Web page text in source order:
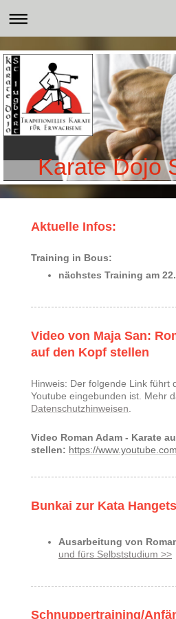
Karate Dojo
Aktuelle Infos:
Training in Bous:
nächstes Training am
Video von Maja San:
auf den Kopf stellen
Hinweis: Der folgende Link führt
Youtube eingebunden ist. Mehr
Datenschutzhinweisen
Video Roman Adam - Karate
stellen: https://
Bunkai zur Kata
Ausarbeitung von
und fürs Selbststudium >>
Schnuppertraining/